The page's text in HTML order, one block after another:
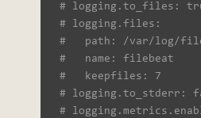
# logging.to_files:
# logging.files:
#   path: /var/log/
#   name: filebeat
#   keepfiles: 7
# logging.to_stderr:
#